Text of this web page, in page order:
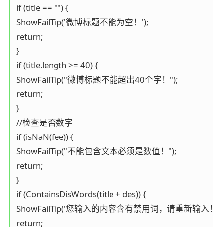
if (title == "") {
ShowFailTip('微博标题不能为空！');
return;
}
if (title.length >= 40) {
ShowFailTip("微博标题不能超出40个字！");
return;
}
//检查是否数字
if (isNaN(fee)) {
ShowFailTip("不能包含文本必须是数值！");
return;
}
if (ContainsDisWords(title + des)) {
ShowFailTip('您输入的内容含有禁用词，请重新输入！
return;